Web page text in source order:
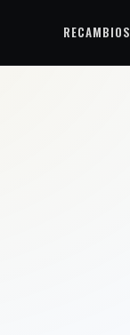
RECAMBIOS